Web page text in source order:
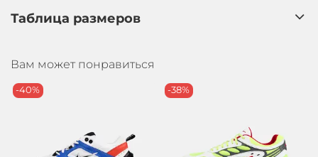
Таблица размеров
Вам может понравиться
-40% -38%